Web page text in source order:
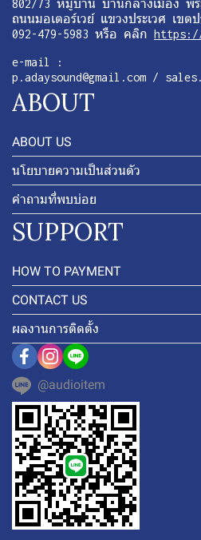
802/73 หมู่บ้าน บ้านกลางเมือง พ
ถนนมอเตอร์เวย์ แขวงประเวศ เขต
092-479-5983 หรือ คลิก
e-mail :
p.adaysound@gmail.com /
ABOUT
ABOUT US
นโยบายความเป็นส่วนตัว
คำถามที่พบบ่อย
SUPPORT
HOW TO PAYMENT
CONTACT US
ผลงานการติดตั้ง
@audioitem